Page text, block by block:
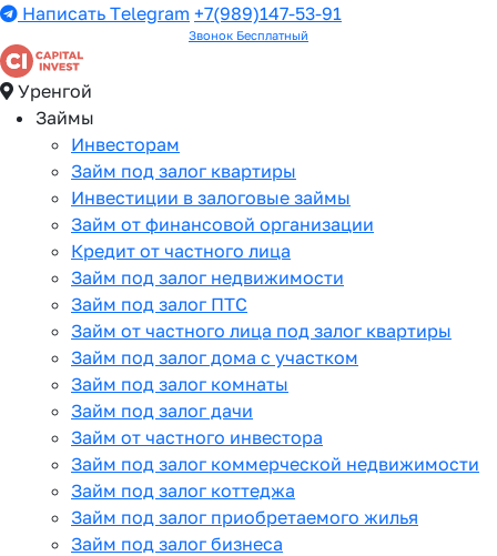
Написать Telegram +7(989)147-53-91
Звонок Бесплатный
Уренгой
Займы
Инвесторам
Займ под залог квартиры
Инвестиции в залоговые займы
Займ от финансовой организации
Кредит от частного лица
Займ под залог недвижимости
Займ под залог ПТС
Займ от частного лица под залог квартиры
Займ под залог дома с участком
Займ под залог комнаты
Займ под залог дачи
Займ от частного инвестора
Займ под залог коммерческой недвижимости
Займ под залог коттеджа
Займ под залог приобретаемого жилья
Займ под залог бизнеса